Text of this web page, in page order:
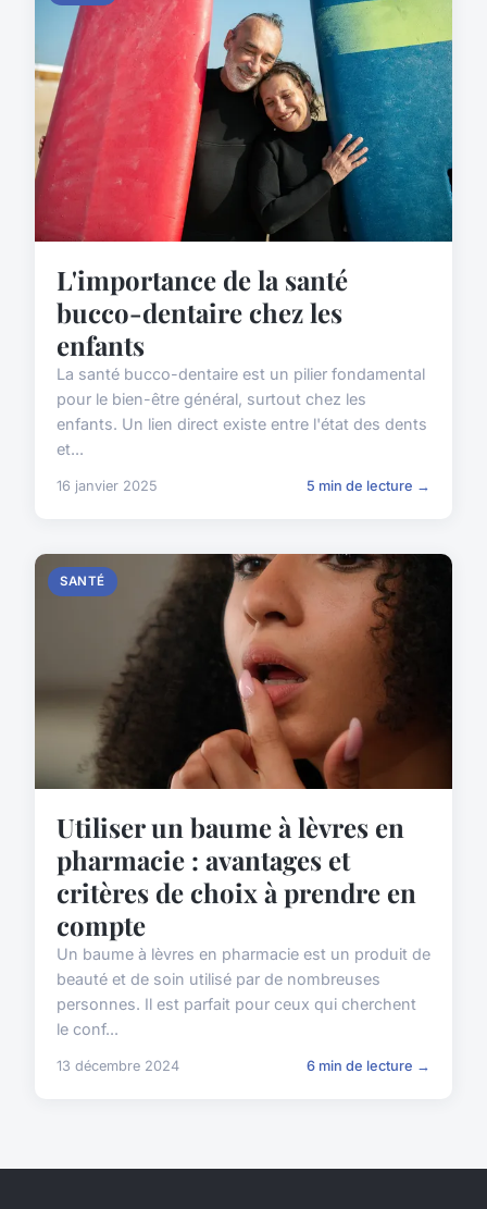
L'importance de la santé
bucco-dentaire chez les
enfants
La santé bucco-dentaire est un pilier fondamental
pour le bien-être général, surtout chez les
enfants. Un lien direct existe entre l'état des dents
et...
16 janvier 2025 5 min de lecture →
SANTÉ
Utiliser un baume à lèvres en
pharmacie : avantages et
critères de choix à prendre en
compte
Un baume à lèvres en pharmacie est un produit de
beauté et de soin utilisé par de nombreuses
personnes. Il est parfait pour ceux qui cherchent
le conf...
13 décembre 2024 6 min de lecture →